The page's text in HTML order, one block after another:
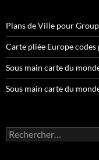
Plans de Ville pour
Carte pliée Europe codes
Sous main carte du
Sous main carte du
Rechercher :